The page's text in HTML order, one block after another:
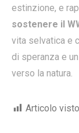
estinzione, e
sostenere il
vita selvatica e
di speranza e
verso la natura.
Articolo